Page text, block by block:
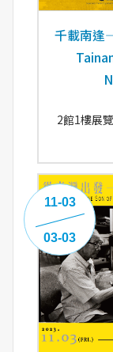
千載南逢
2館1樓展
11-03
03-03